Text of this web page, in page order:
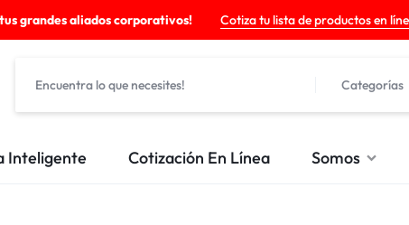
tus grandes aliados corporativos! Cotiza tu lista de productos en
Categorías
Inteligente Cotización En Línea Somos